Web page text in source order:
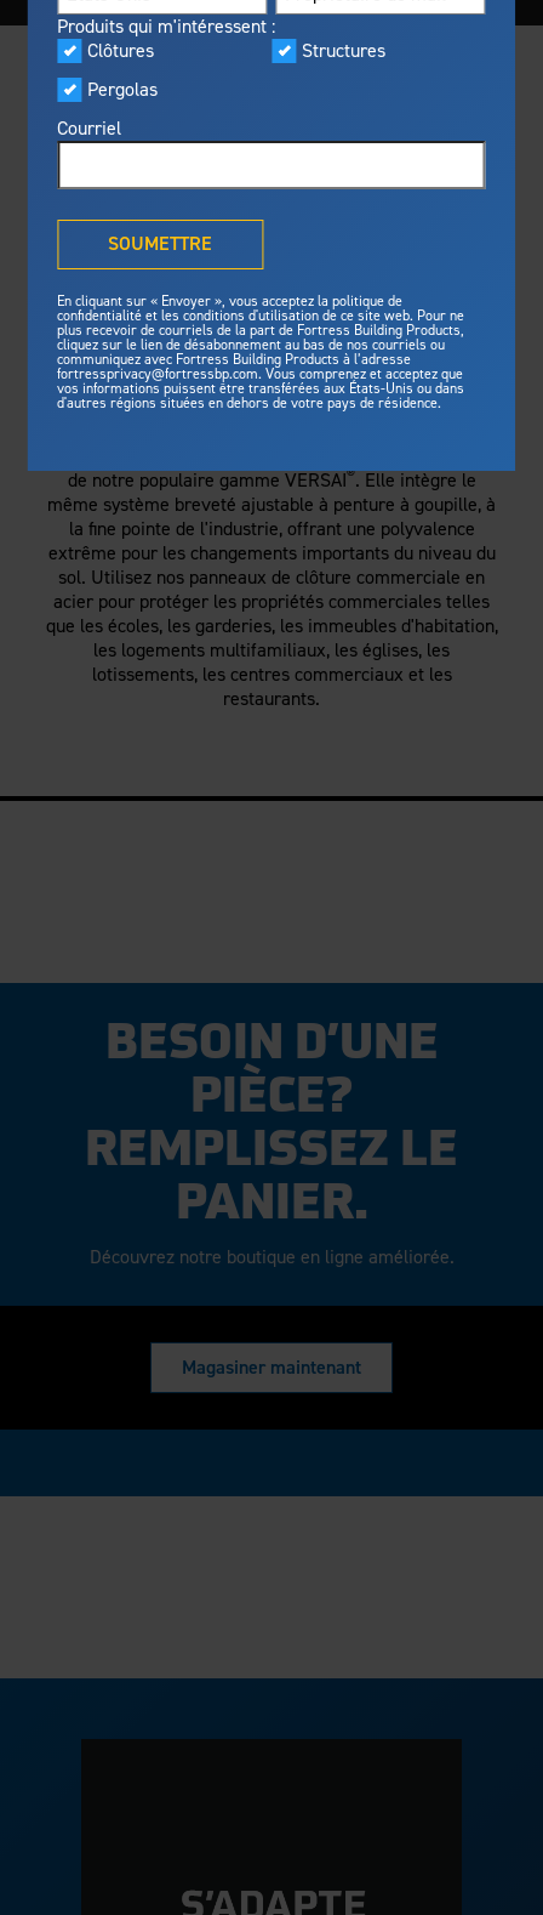
Produits qui m'intéressent :
Clôtures
Structures
Pergolas
Courriel
SOUMETTRE
En cliquant sur « Envoyer », vous acceptez la politique de
confidentialité et les conditions d'utilisation de ce site web. Pour ne
plus recevoir de courriels de la part de Fortress Building Products,
cliquez sur le lien de désabonnement au bas de nos courriels ou
communiquez avec Fortress Building Products à l’adresse
fortressprivacy@fortressbp.com. Vous comprenez et acceptez que
vos informations puissent être transférées aux États-Unis ou dans
d'autres régions situées en dehors de votre pays de résidence.
En vedette
Fabriqué pour la sécurité
Fortress
contre les tempêtes et des
tranquilité d’esprit de longue
durée.
Voyez pourquoi nous sommes
Structures
Structure d'acier pour terrasse
Clôtures
Clôtures en acier
Clôture en aluminium
Pergolas
Pergolas Evolution
Nouveauxensembles de pergolas
Résidentiel
Outdurable Living
Actualités et médias
Durabilité
Carrières
Donner au suivant
Nous contacter
Couverture médiatique
Visualiseur
Galerie
Préparez votre projet
Blogue
Études de cas
Fortress Master Class
Guides d'installation
FAQ
Vidéos
Garantie
Demande de retrait
Fortress 411
Fichiers ARCAT
Émission The Outdurable Living®
CETTE CLÔTURE, C'EST DU
SÉRIEUX
de notre populaire gamme VERSAI®. Elle intègre le
même système breveté ajustable à penture à goupille, à
la fine pointe de l'industrie, offrant une polyvalence
extrême pour les changements importants du niveau du
sol. Utilisez nos panneaux de clôture commerciale en
acier pour protéger les propriétés commerciales telles
que les écoles, les garderies, les immeubles d'habitation,
les logements multifamiliaux, les églises, les
lotissements, les centres commerciaux et les
restaurants.
BESOIN D’UNE
PIÈCE?
REMPLISSEZ LE
PANIER.
Découvrez notre boutique en ligne améliorée.
Magasiner maintenant